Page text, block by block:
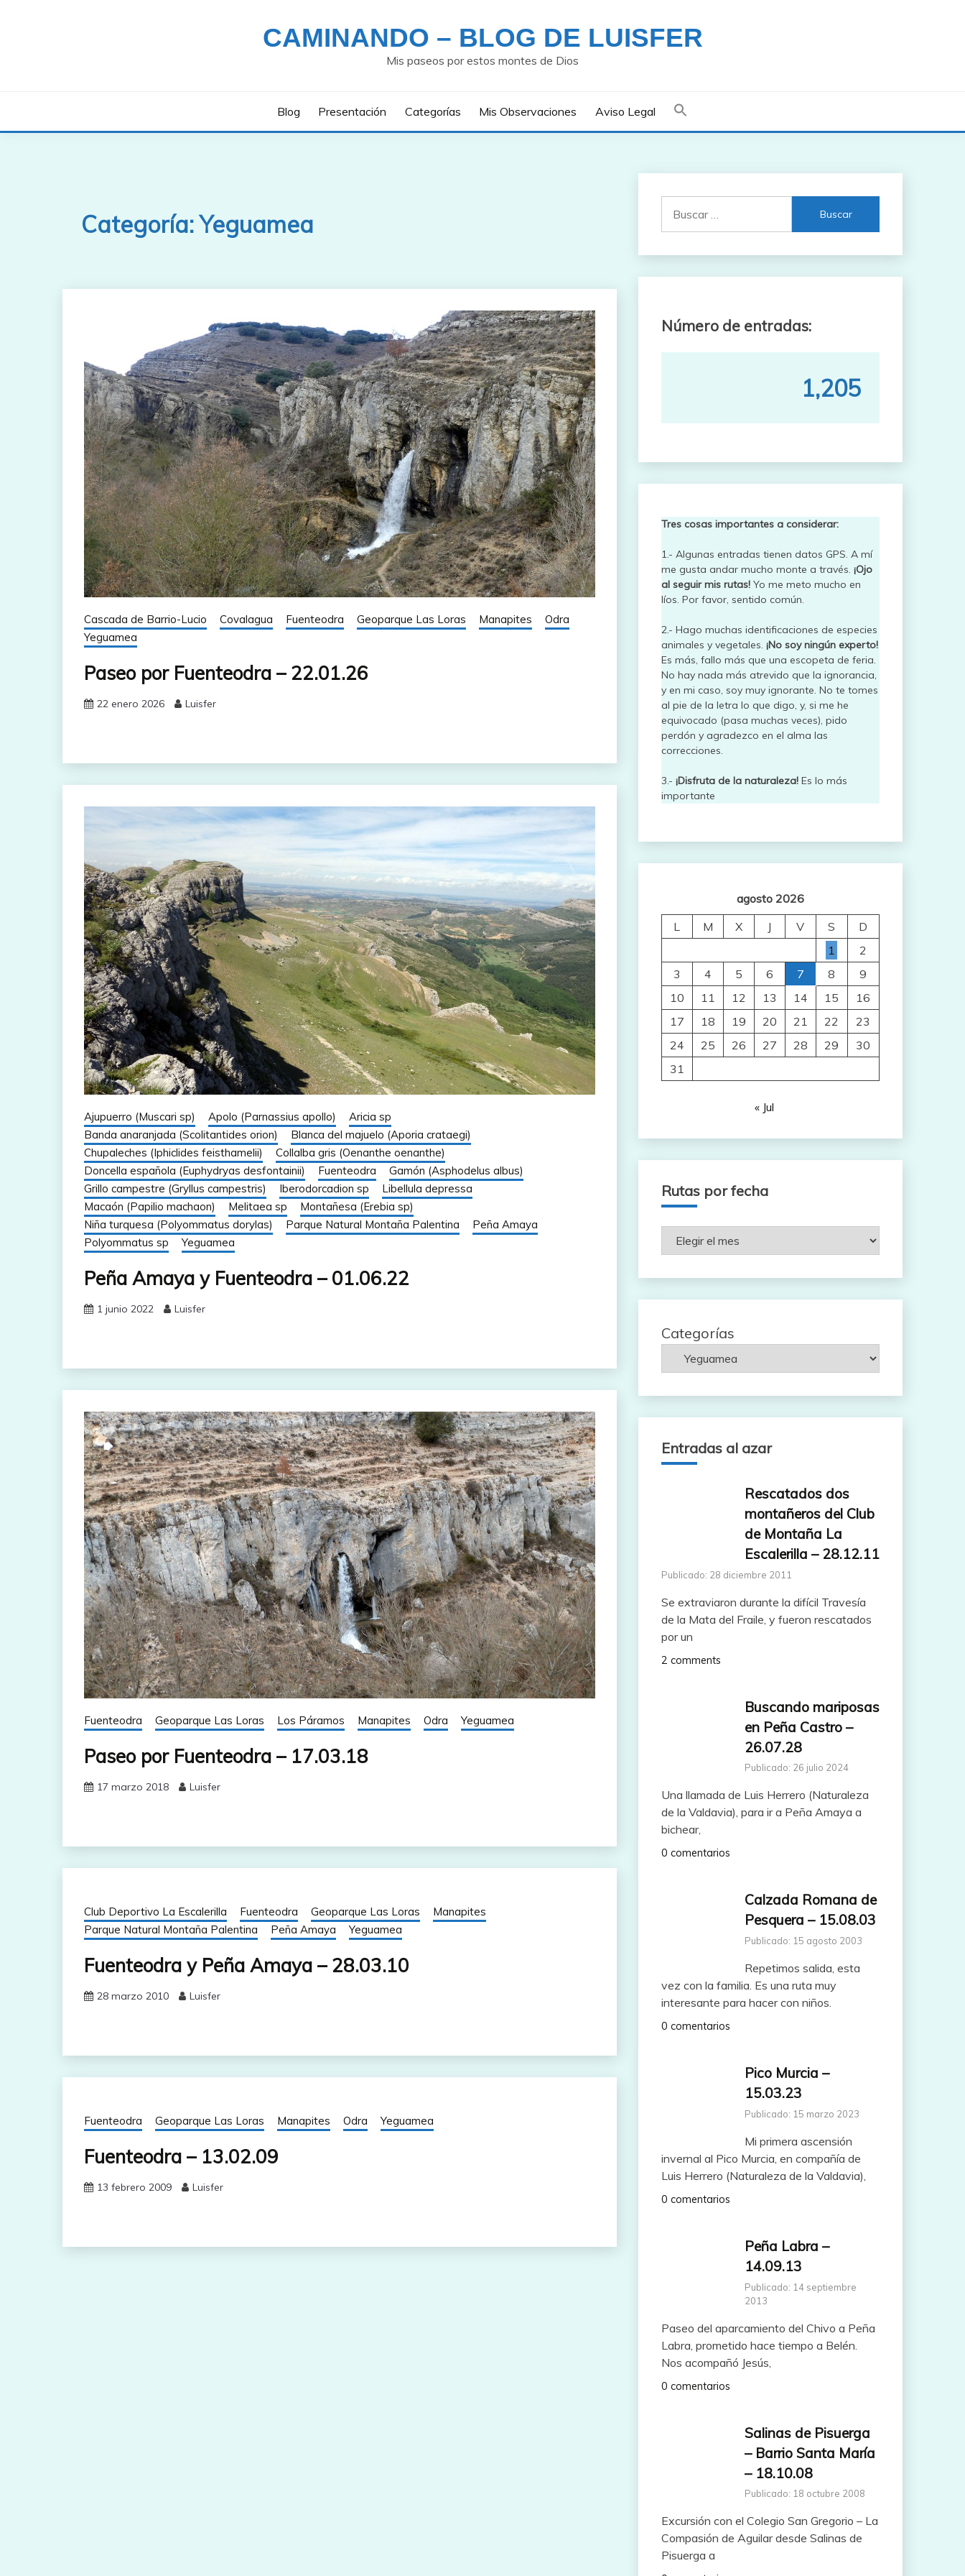
CAMINANDO – BLOG DE LUISFER
Mis paseos por estos montes de Dios
Blog Presentación Categorías Mis Observaciones Aviso Legal
Categoría:Yeguamea
Cascada de Barrio-Lucio Covalagua Fuenteodra Geoparque Las Loras Manapites
Odra
Yeguamea
Paseo por Fuenteodra – 22.01.26
22 enero 2026 Luisfer
Ajupuerro (Muscari sp) Apolo (Parnassius apollo)
Aricia sp
Banda anaranjada (Scolitantides orion)
Blanca del majuelo (Aporia crataegi)
Chupaleches (Iphiclides feisthamelii)
Collalba gris (Oenanthe oenanthe)
Doncella española (Euphydryas desfontainii)
Fuenteodra
Gamón (Asphodelus albus)
Grillo campestre (Gryllus campestris)
Iberodorcadion sp
Libellula depressa
Macaón (Papilio machaon)
Melitaea sp
Montañesa (Erebia sp)
Niña turquesa (Polyommatus dorylas)
Parque Natural Montaña Palentina
Peña Amaya
Polyommatus sp
Yeguamea
Peña Amaya y Fuenteodra – 01.06.22
1 junio 2022 Luisfer
Fuenteodra Geoparque Las Loras Los Páramos Manapites Odra Yeguamea
Paseo por Fuenteodra – 17.03.18
17 marzo 2018 Luisfer
Club Deportivo La Escalerilla Fuenteodra Geoparque Las Loras
Manapites
Parque Natural Montaña Palentina
Peña Amaya Yeguamea
Fuenteodra y Peña Amaya – 28.03.10
28 marzo 2010 Luisfer
Fuenteodra Geoparque Las Loras Manapites Odra Yeguamea
Fuenteodra – 13.02.09
13 febrero 2009 Luisfer
Número de entradas:
1,205
Tres cosas importantes a considerar:
1.- Algunas entradas tienen datos GPS. A mí
me gusta andar mucho monte a través. ¡Ojo
al seguir mis rutas!Yo me meto mucho en
líos. Por favor, sentido común.
2.- Hago muchas identificaciones de especies
animales y vegetales. ¡No soy ningún experto!
Es más, fallo más que una escopeta de feria.
No hay nada más atrevido que la ignorancia,
y en mi caso, soy muy ignorante. No te tomes
al pie de la letra lo que digo, y, si me he
equivocado (pasa muchas veces), pido
perdón y agradezco en el alma las
correcciones.
3.- ¡Disfruta de la naturaleza!Es lo más
importante
agosto 2026
L
M X J V S
D
1
2
3
4 5 6 7 8
9
10
11 12 13 14 15
16
17
18 19 20 21 22
23
24
25 26 27 28 29
30
31
« Jul
Rutas por fecha
Rutas
Categorías
Entradas al azar
Rescatados dos
montañeros del Club
de Montaña La
Escalerilla – 28.12.11
Publicado: 28 diciembre 2011
Se extraviaron durante la difícil Travesía
de la Mata del Fraile, y fueron rescatados
por un
2 comments
Buscando mariposas
en Peña Castro –
26.07.28
Publicado: 26 julio 2024
Una llamada de Luis Herrero (Naturaleza
de la Valdavia), para ir a Peña Amaya a
bichear,
0 comentarios
Calzada Romana de
Pesquera – 15.08.03
Publicado: 15 agosto 2003
Repetimos salida, esta
vez con la familia. Es una ruta muy
interesante para hacer con niños.
0 comentarios
Pico Murcia –
15.03.23
Publicado: 15 marzo 2023
Mi primera ascensión
invernal al Pico Murcia, en compañía de
Luis Herrero (Naturaleza de la Valdavia),
0 comentarios
Peña Labra –
14.09.13
Publicado: 14 septiembre
2013
Paseo del aparcamiento del Chivo a Peña
Labra, prometido hace tiempo a Belén.
Nos acompañó Jesús,
0 comentarios
Salinas de Pisuerga
– Barrio Santa María
– 18.10.08
Publicado: 18 octubre 2008
Excursión con el Colegio San Gregorio – La
Compasión de Aguilar desde Salinas de
Pisuerga a